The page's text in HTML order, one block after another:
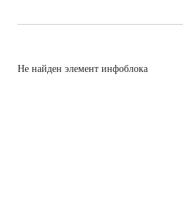
Не найден элемент инфоблока